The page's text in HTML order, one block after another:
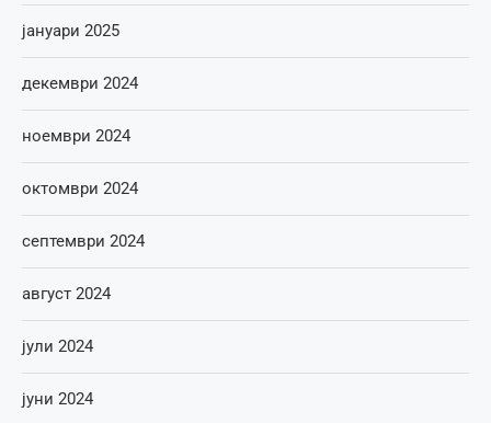
јануари 2025
декември 2024
ноември 2024
октомври 2024
септември 2024
август 2024
јули 2024
јуни 2024